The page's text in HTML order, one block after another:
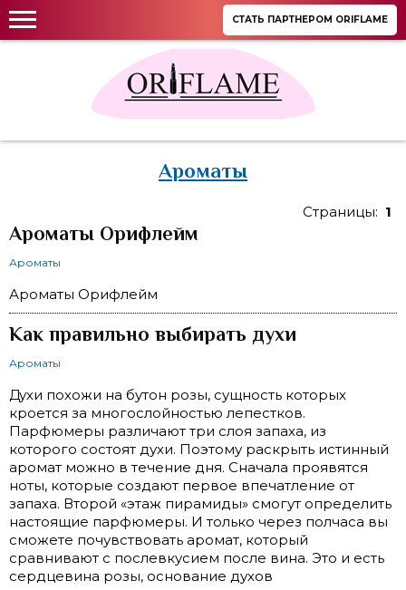
СТАТЬ ПАРТНЕРОМ ORIFLAME
Ароматы
Страницы: 1
Ароматы Орифлейм
Ароматы
Ароматы Орифлейм
Как правильно выбирать духи
Ароматы
Духи похожи на бутон розы, сущность которых
кроется за многослойностью лепестков.
Парфюмеры различают три слоя запаха, из
которого состоят духи. Поэтому раскрыть истинный
аромат можно в течение дня. Сначала проявятся
ноты, которые создают первое впечатление от
запаха. Второй «этаж пирамиды» смогут определить
настоящие парфюмеры. И только через полчаса вы
сможете почувствовать аромат, который
сравнивают с послевкусием после вина. Это и есть
сердцевина розы, основание духов